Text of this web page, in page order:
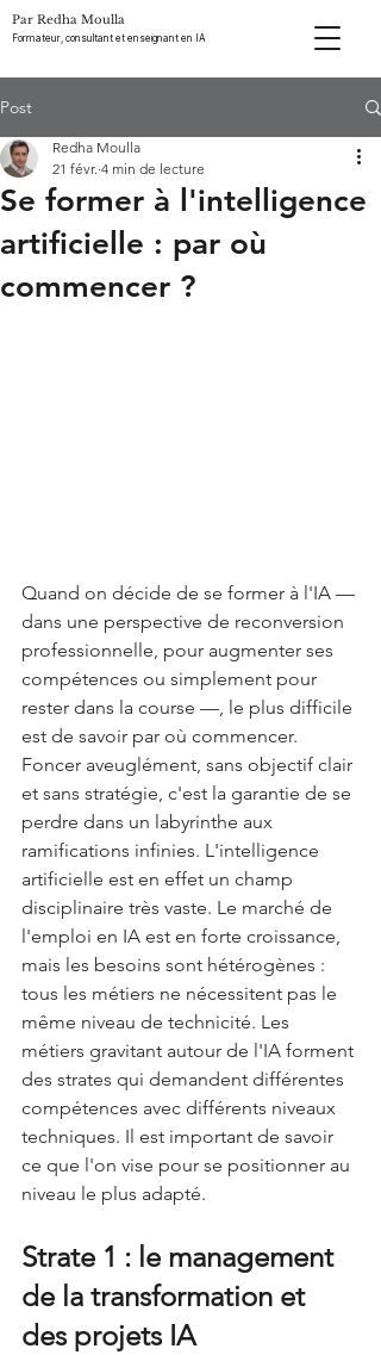
Par Redha Moulla
Formateur, consultant et enseignant en IA
Post
Se former à l'intelligence
artificielle : par où
commencer ?
Redha Moulla
21 févr. 4 min de lecture
Quand on décide de se former à l'IA —
dans une perspective de reconversion
professionnelle, pour augmenter ses
compétences ou simplement pour
rester dans la course —, le plus difficile
est de savoir par où commencer.
Foncer aveuglément, sans objectif clair
et sans stratégie, c'est la garantie de se
perdre dans un labyrinthe aux
ramifications infinies. L'intelligence
artificielle est en effet un champ
disciplinaire très vaste. Le marché de
l'emploi en IA est en forte croissance,
mais les besoins sont hétérogènes :
tous les métiers ne nécessitent pas le
même niveau de technicité. Les
métiers gravitant autour de l'IA forment
des strates qui demandent différentes
compétences avec différents niveaux
techniques. Il est important de savoir
ce que l'on vise pour se positionner au
niveau le plus adapté.
Strate 1 : le management
de la transformation et
des projets IA